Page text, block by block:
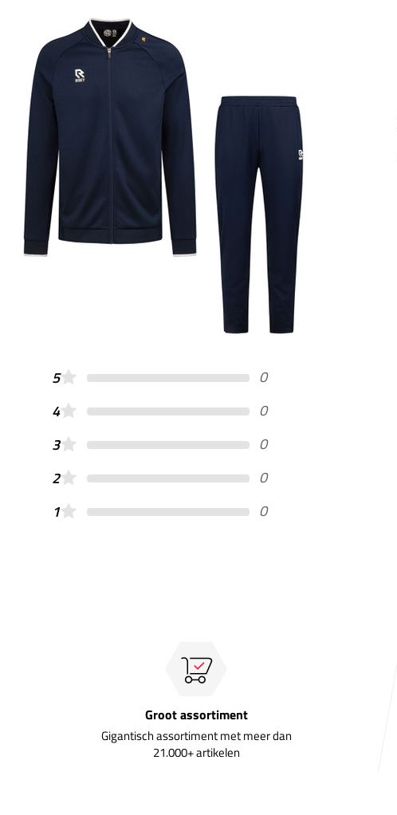
5
0
4
0
3
0
2
0
1
0
Groot assortiment
Gigantisch assortiment met meer dan
21.000+ artikelen